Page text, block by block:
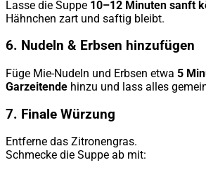
Lasse die Suppe 10–12 Minuten sanft
Hähnchen zart und saftig bleibt.
6. Nudeln & Erbsen hinzufügen
Füge Mie-Nudeln und Erbsen etwa 5
Garzeitende hinzu und lass alles
7. Finale Würzung
Entferne das Zitronengras.
Schmecke die Suppe ab mit: